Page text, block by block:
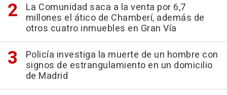
La Comunidad saca a la venta por 6,7
millones el ático de Chamberí, además de
otros cuatro inmuebles en Gran Vía
Policía investiga la muerte de un hombre con
signos de estrangulamiento en un domicilio
de Madrid